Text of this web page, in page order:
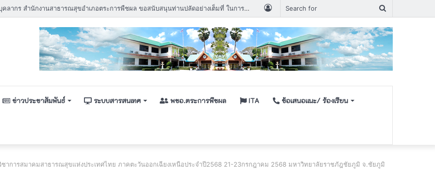
ประกาศรายชื่อผู้มีสิทธิเข้ารับการเลือกสรรพนักงานกระทรวงสาธารณสุขกำหนดวัน เวลา สถานที่ ในการประเมินสมรรถนะ ครั้งที่ ๑
for
Log
In
ข่าวประชาสัมพันธ์ ระบบสารสนเทศ พชอ.ตระการพืชผล ITA ข้อเสนอเเนะ/ ร้องเรียน
ชาการสมาคมสาธารณสุขแห่งประเทศไทย ภาคตะวันออกเฉียงเหนือประจำปี2568 21-23กรกฎาคม 2568 มหาวิทยาลัยราชภัฎชัยภูมิ จ.ชัยภูมิ